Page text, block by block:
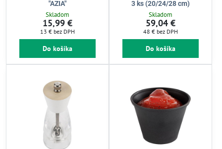
"AZIA"
Skladom
15,99 €
13 € bez DPH
Do košíka
3 ks (20/24/28 cm)
Skladom
59,04 €
48 € bez DPH
Do košíka